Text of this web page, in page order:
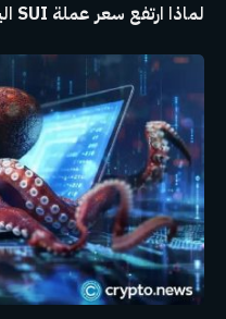
لماذا ارتفع سعر عملة SUI اليوم؟